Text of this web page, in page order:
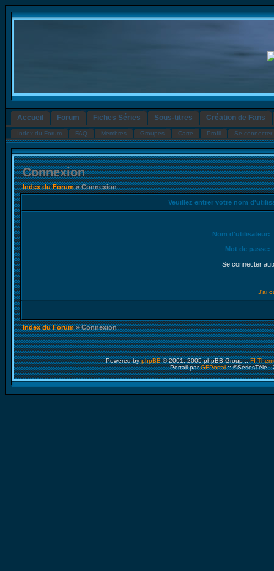
Accueil Forum Fiches Séries Sous-titres Création de Fans
Index du Forum FAQ Membres Groupes Carte Profil Se connecter
Connexion
Index du Forum» Connexion
Veuillez entrer votre nom
Nom d'utilisateur:
Mot de passe:
Se connecter
J'ai
Index du Forum» Connexion
Powered byphpBB© 2001, 2005 phpBB Group ::FI
Portail parGFPortal:: ©SériesTélé -